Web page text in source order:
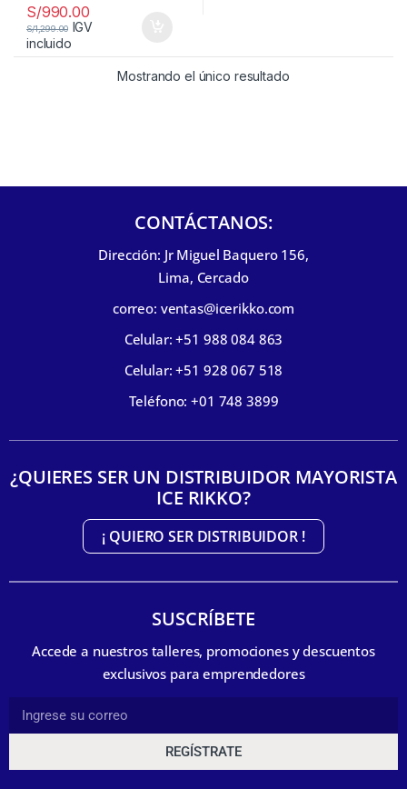
S/990.00
S/1,299.00 IGV
incluido
Mostrando el único resultado
CONTÁCTANOS:
Dirección: Jr Miguel Baquero 156,
Lima, Cercado
correo: ventas@icerikko.com
Celular: +51 988 084 863
Celular: +51 928 067 518
Teléfono: +01 748 3899
¿QUIERES SER UN DISTRIBUIDOR MAYORISTA
ICE RIKKO?
¡ QUIERO SER DISTRIBUIDOR !
SUSCRÍBETE
Accede a nuestros talleres, promociones y descuentos
exclusivos para emprendedores
REGÍSTRATE